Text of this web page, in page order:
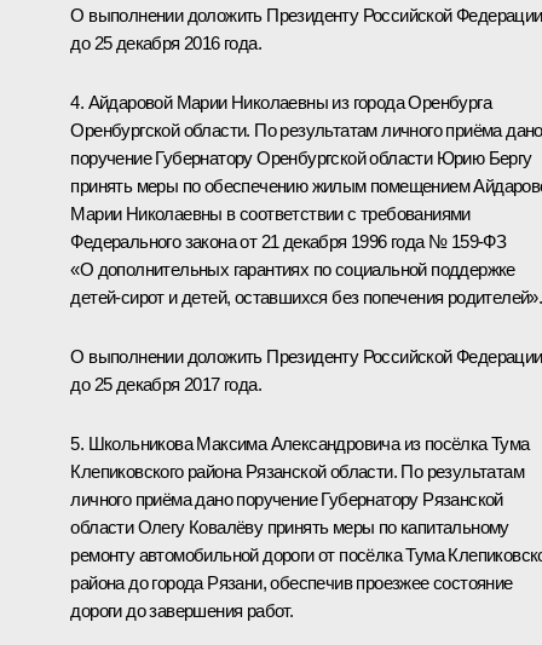
О выполнении доложить Президенту Российской Федерации
до 25 декабря 2016 года.
4. Айдаровой Марии Николаевны из города Оренбурга
Оренбургской области. По результатам личного приёма дано
поручение Губернатору Оренбургской области Юрию Бергу
принять меры по обеспечению жилым помещением
Марии Николаевны в соответствии с требованиями
Федерального закона от 21 декабря 1996 года № 159-ФЗ
«О дополнительных гарантиях по социальной поддержке
детей-сирот и детей, оставшихся без попечения родителей».
О выполнении доложить Президенту Российской Федерации
до 25 декабря 2017 года.
5. Школьникова Максима Александровича из посёлка Тума
Клепиковского района Рязанской области. По результатам
личного приёма дано поручение Губернатору Рязанской
области Олегу Ковалёву принять меры по капитальному
ремонту автомобильной дороги от посёлка Тума
района до города Рязани, обеспечив проезжее состояние
дороги до завершения работ.